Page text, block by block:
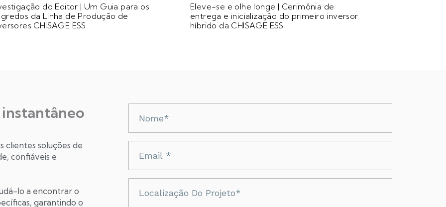
do Editor | Um Guia para os
da Linha de Produção de
CHISAGE ESS
Eleve-se e olhe longe | Cerimônia de
entrega e inicialização do primeiro inversor
híbrido da CHISAGE ESS
clientes soluções de
confiáveis ​​e
lo a encontrar o
garantindo o
mail